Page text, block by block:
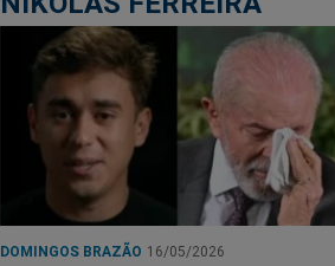
DOMINGOS BRAZÃO 16/05/2026